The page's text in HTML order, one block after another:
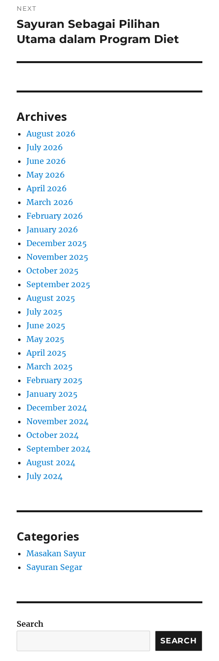
NEXT
Next
post:
Sayuran Sebagai Pilihan
Utama dalam Program Diet
Archives
August 2026
July 2026
June 2026
May 2026
April 2026
March 2026
February 2026
January 2026
December 2025
November 2025
October 2025
September 2025
August 2025
July 2025
June 2025
May 2025
April 2025
March 2025
February 2025
January 2025
December 2024
November 2024
October 2024
September 2024
August 2024
July 2024
Categories
Masakan Sayur
Sayuran Segar
Search
SEARCH